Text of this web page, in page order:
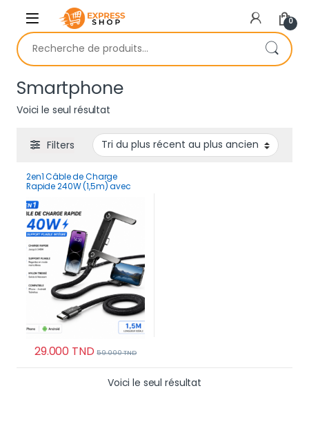
Skip to navigation
Skip to content
0
Recherche pour :
Smartphone
Voici le seul résultat
Filters
2en1 Câble de Charge
Rapide 240W (1,5m) avec
Cordon Robuste pour
Smartphones et Tablettes
29.000 TND 59.000TND
Voici le seul résultat